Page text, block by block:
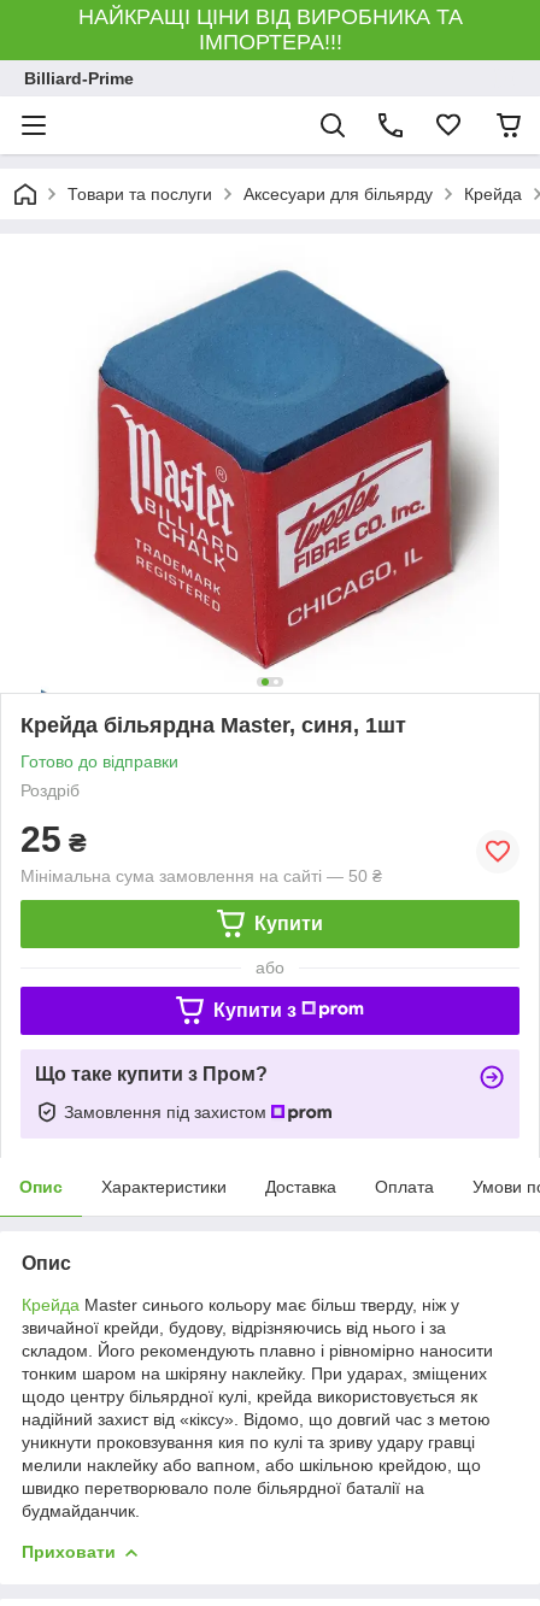
НАЙКРАЩІ ЦІНИ ВІД ВИРОБНИКА ТА
ІМПОРТЕРА!!!
Billiard-Prime
Товари та послуги Аксесуари для більярду Крейда
Крейда більярдна Master, синя, 1шт
Готово до відправки
Роздріб
25 ₴
Мінімальна сума замовлення на сайті — 50 ₴
Купити
або
Купити з
Що таке купити з Пром?
Замовлення під захистом
Опис Характеристики Доставка Оплата Умови
Опис
Крейда Master синього кольору має більш тверду, ніж у
звичайної крейди, будову, відрізняючись від нього і за
складом. Його рекомендують плавно і рівномірно наносити
тонким шаром на шкіряну наклейку. При ударах, зміщених
щодо центру більярдної кулі, крейда використовується як
надійний захист від «кіксу». Відомо, що довгий час з метою
уникнути проковзування кия по кулі та зриву удару гравці
мелили наклейку або вапном, або шкільною крейдою, що
швидко перетворювало поле більярдної баталії на
будмайданчик.
Приховати